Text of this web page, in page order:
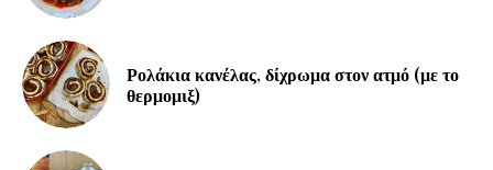
Ρολάκια κανέλας, δίχρωμα στον ατμό (με το
θερμομιξ)